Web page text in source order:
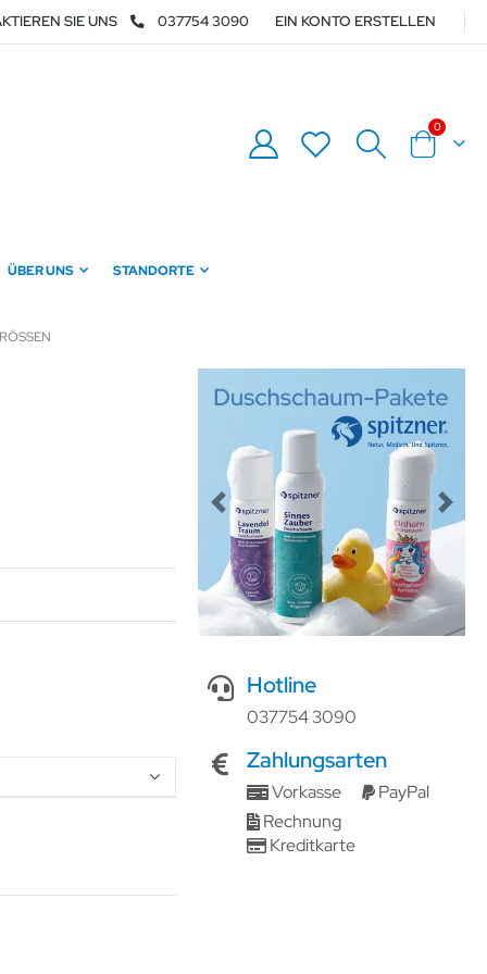
SIE UNS 037754 3090 EIN KONTO ERSTELLEN
Warenkorb
0Artikel
ÜBER UNS STANDORTE
Previous Next
Hotline
037754 3090
Zahlungsarten
Vorkasse
PayPal
Rechnung
Kreditkarte